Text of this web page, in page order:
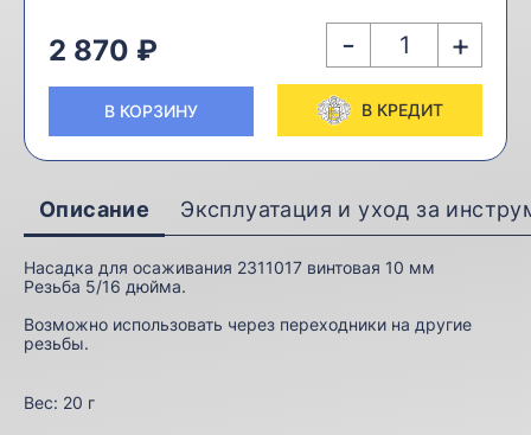
2 870 ₽ - +
В КОРЗИНУ В КРЕДИТ
Описание Эксплуатация и уход за
Насадка для осаживания 2311017 винтовая 10 мм
Резьба 5/16 дюйма.
Возможно использовать через переходники на другие
резьбы.
Вес: 20 г